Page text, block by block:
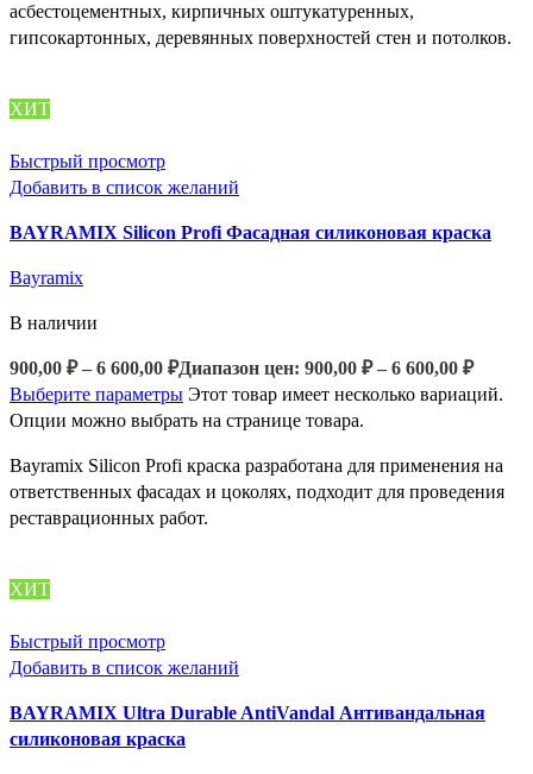
асбестоцементных, кирпичных оштукатуренных,
гипсокартонных, деревянных поверхностей стен и потолков.
ХИТ
Быстрый просмотр
Добавить в список желаний
BAYRAMIX Silicon Profi Фасадная силиконовая краска
Bayramix
В наличии
900,00 ₽ – 6 600,00 ₽Диапазон цен: 900,00 ₽ – 6 600,00 ₽
Выберите параметры Этот товар имеет несколько вариаций.
Опции можно выбрать на странице товара.
Bayramix Silicon Profi краска разработана для применения на
ответственных фасадах и цоколях, подходит для проведения
реставрационных работ.
ХИТ
Быстрый просмотр
Добавить в список желаний
BAYRAMIX Ultra Durable AntiVandal Антивандальная
силиконовая краска